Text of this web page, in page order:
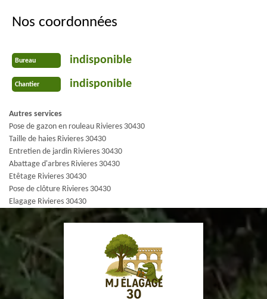
Nos coordonnées
Bureau indisponible
Chantier indisponible
Autres services
Pose de gazon en rouleau Rivieres 30430
Taille de haies Rivieres 30430
Entretien de jardin Rivieres 30430
Abattage d'arbres Rivieres 30430
Etêtage Rivieres 30430
Pose de clôture Rivieres 30430
Elagage Rivieres 30430